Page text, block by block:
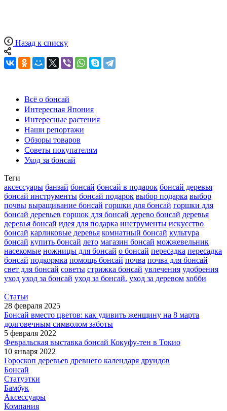
Назад к списку
Всё о бонсай
Интересная Япония
Интересные растения
Наши репортажи
Обзоры товаров
Советы покупателям
Уход за бонсай
Теги
аксессуары банзай бонсай бонсай в подарок бонсай деревья
бонсай инструменты бонсай подарок выбор подарка выбор
почвы выращивание бонсай горшки для бонсай горшки для
бонсай деревьев горшок для бонсай дерево бонсай деревья
деревья бонсай идея для подарка инструменты искусство
бонсай карликовые деревья комнатный бонсай культура
бонсай купить бонсай лето магазин бонсай можжевельник
насекомые ножницы для бонсай о бонсай пересадка пересадка
бонсай подкормка помощь бонсай почва почва для бонсай
свет для бонсай советы стрижка бонсай увлечения удобрения
уход уход за бонсай уход за бонсай. уход за деревом хобби
Статьи
28 февраля 2025
Бонсай вместо цветов: как удивить женщину на 8 марта
долговечным символом заботы
5 февраля 2022
Февральская выставка бонсай Кокуфу-тен в Токио
10 января 2022
Гороскоп деревьев древнего календаря друидов
Бонсай
Статуэтки
Бамбук
Аксессуары
Компания